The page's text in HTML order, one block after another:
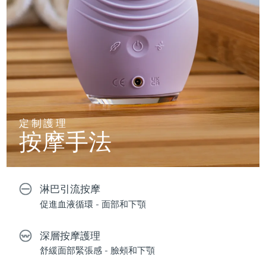
定制護理
按摩手法
淋巴引流按摩
促進血液循環 - 面部和下顎
深層按摩護理
舒緩面部緊張感 - 臉頰和下顎